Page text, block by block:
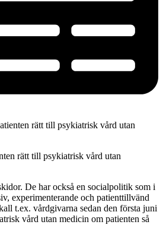
rätt till psykiatrisk vård utan
De har också en socialpolitik som i
experimenterande och patienttillvänd
t.ex. vårdgivarna sedan den första juni
vård utan medicin om patienten så